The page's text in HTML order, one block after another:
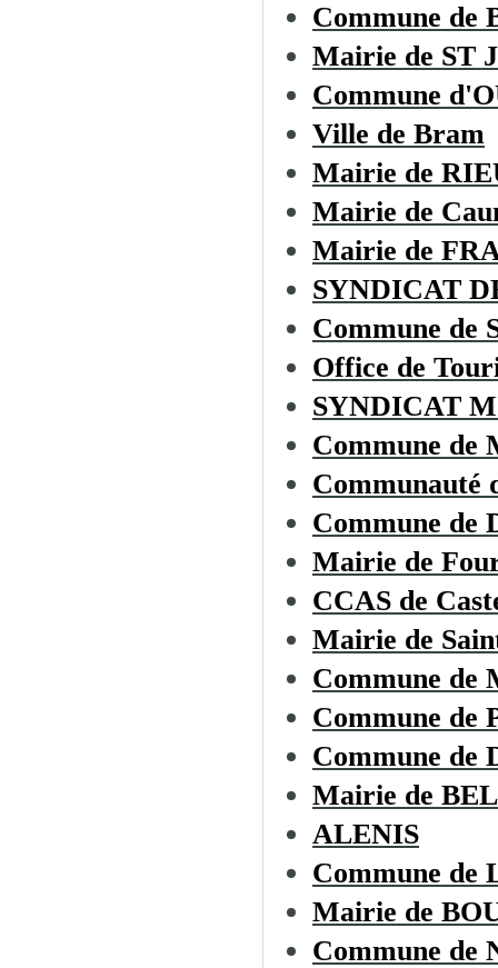
Commune de
Mairie de ST
Commune
Ville de Bram
Mairie de
Mairie de
Mairie de
SYNDICAT
Commune de
Office de
SYNDICAT
Commune de
Communauté
Commune de
Mairie de
CCAS de
Mairie de
Commune de
Commune de
Commune de
Mairie de
ALENIS
Commune de
Mairie de
Commune de